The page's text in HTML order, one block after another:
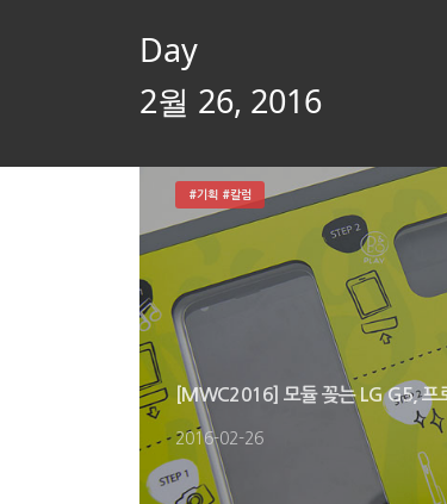
Day
2월 26, 2016
[MWC2016] 모듈 꽂는 LG G5, 프
2016-02-26
#기획 #칼럼